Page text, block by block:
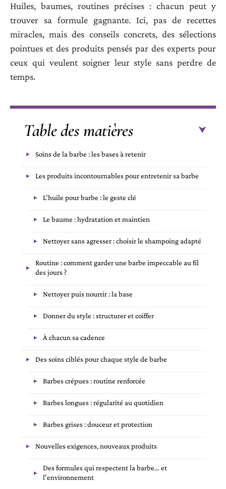
Huiles, baumes, routines précises : chacun peut y
trouver sa formule gagnante. Ici, pas de recettes
miracles, mais des conseils concrets, des sélections
pointues et des produits pensés par des experts pour
ceux qui veulent soigner leur style sans perdre de
temps.
Table des matières
Soins de la barbe : les bases à retenir
Les produits incontournables pour entretenir sa barbe
L’huile pour barbe : le geste clé
Le baume : hydratation et maintien
Nettoyer sans agresser : choisir le shampoing adapté
Routine : comment garder une barbe impeccable au fil
des jours ?
Nettoyer puis nourrir : la base
Donner du style : structurer et coiffer
À chacun sa cadence
Des soins ciblés pour chaque style de barbe
Barbes crépues : routine renforcée
Barbes longues : régularité au quotidien
Barbes grises : douceur et protection
Nouvelles exigences, nouveaux produits
Des formules qui respectent la barbe… et
l’environnement